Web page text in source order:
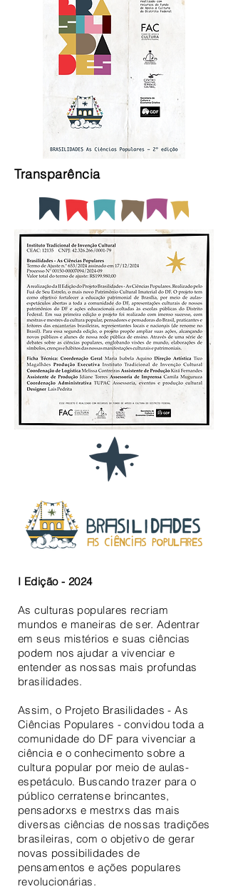
Transparência
I Edição - 2024
As culturas populares recriam
mundos e maneiras de ser. Adentrar
em seus mistérios e suas ciências
podem nos ajudar a vivenciar e
entender as nossas mais profundas
brasilidades.
Assim, o Projeto Brasilidades - As
Ciências Populares - convidou toda a
comunidade do DF para vivenciar a
ciência e o conhecimento sobre a
cultura popular por meio de aulas-
espetáculo. Buscando trazer para o
público cerratense brincantes,
pensadorxs e mestrxs das mais
diversas ciências de nossas tradições
brasileiras, com o objetivo de gerar
novas possibilidades de
pensamentos e ações populares
revolucionárias.